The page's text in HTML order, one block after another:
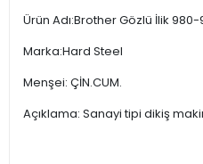
Ürün Adı:Brother Gözlü İlik
Marka:Hard Steel
Menşei: ÇİN.CUM.
Açıklama: Sanayi tipi dikiş